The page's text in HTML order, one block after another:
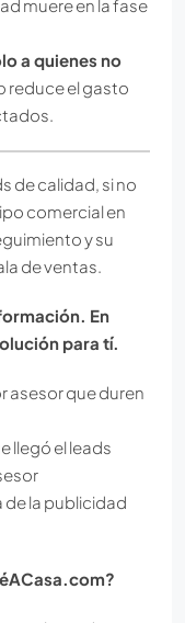
muere en la fase
a quienes no
reduce el gasto
de calidad, si no
comercial en
y su
de ventas.
En
para tí.
asesor que duren
llegó el leads
de la publicidad